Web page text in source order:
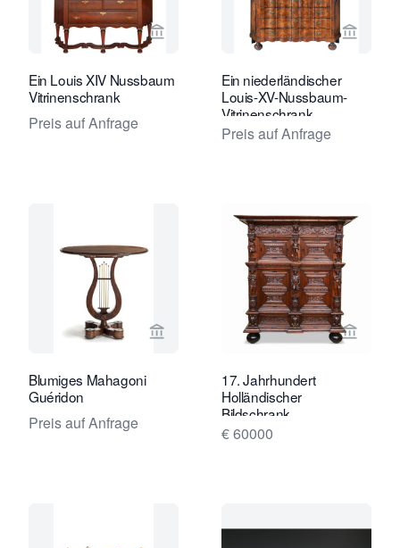
Verkaeuferseite von Van Nie
Ein Louis XIV Nussbaum
Vitrinenschrank
Preis auf Anfrage
Ein niederländischer
Louis-XV-Nussbaum-
Vitrinenschrank
Preis auf Anfrage
Verkaeuferseite von Toebosch
Blumiges Mahagoni
Guéridon
Preis auf Anfrage
17. Jahrhundert
Holländischer
Bildschrank
€ 60000